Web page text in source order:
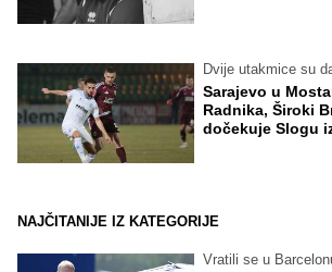
Dvije utakmice su
Sarajevo u
Radnika, Široki
dočekuje Slogu
NAJČITANIJE IZ KATEGORIJE
Vratili se u